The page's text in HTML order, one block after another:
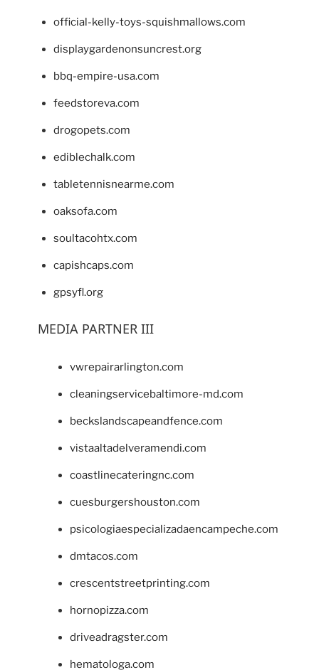
official-kelly-toys-squishmallows.com
displaygardenonsuncrest.org
bbq-empire-usa.com
feedstoreva.com
drogopets.com
ediblechalk.com
tabletennisnearme.com
oaksofa.com
soultacohtx.com
capishcaps.com
gpsyfl.org
MEDIA PARTNER III
vwrepairarlington.com
cleaningservicebaltimore-md.com
beckslandscapeandfence.com
vistaaltadelveramendi.com
coastlinecateringnc.com
cuesburgershouston.com
psicologiaespecializadaencampeche.com
dmtacos.com
crescentstreetprinting.com
hornopizza.com
driveadragster.com
hematologa.com